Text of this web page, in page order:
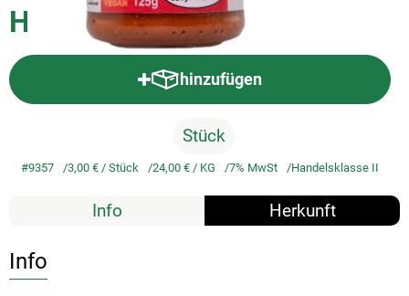
Harissa, 125g
hinzufügen
Produkt zum Warenkorb
Stück
#9357 3,00 € / Stück 24,00 € / KG 7% MwSt Handelsklasse II
Info Herkunft
Info